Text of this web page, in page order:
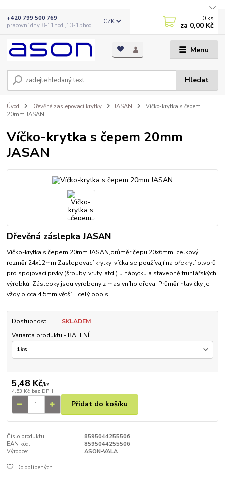
Menu
CZK
Hledat
+420 799 500 769
pracovní dny 8-11hod.,13-15hod.
0 ks
za 0,00 Kč
Úvod Dřevěné zaslepovací krytky JASAN
Víčko-krytka s čepem
20mm JASAN
Víčko-krytka s čepem 20mm
JASAN
Dřevěná záslepka JASAN
Víčko-krytka s čepem 20mm JASAN,průměr čepu 20x6mm, celkový
rozměr 24x12mm Zaslepovací krytky-víčka se používají na překrytí otvorů
pro spojovací prvky (šrouby, vruty, atd.) u nábytku a stavebně truhlářských
výrobků. Záslepky jsou vyrobeny z masivního dřeva. Průměr hlavičky je
vždy o cca 4,5mm větší... celý popis
Dostupnost
SKLADEM
Varianta produktu - BALENÍ
5,48 Kč/ks
4,53 Kč bez DPH
Přidat do košíku
Číslo produktu:
8595044255506
EAN kód:
8595044255506
Výrobce:
ASON-VALA
Do oblíbených